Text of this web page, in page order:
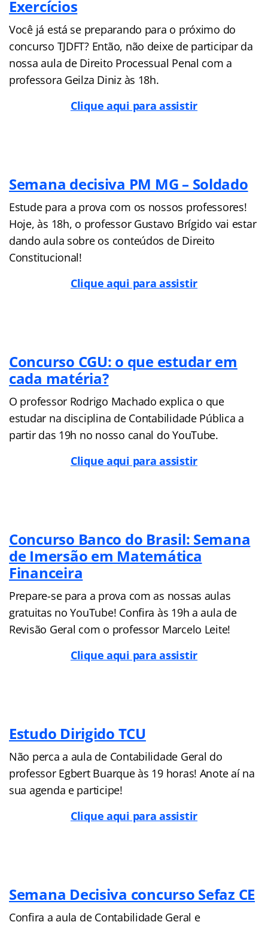
Exercícios
Você já está se preparando para o próximo do
concurso TJDFT? Então, não deixe de participar da
nossa aula de Direito Processual Penal com a
professora Geilza Diniz às 18h.
Clique aqui para assistir
Semana decisiva PM MG – Soldado
Estude para a prova com os nossos professores!
Hoje, às 18h, o professor Gustavo Brígido vai estar
dando aula sobre os conteúdos de Direito
Constitucional!
Clique aqui para assistir
Concurso CGU: o que estudar em
cada matéria?
O professor Rodrigo Machado explica o que
estudar na disciplina de Contabilidade Pública a
partir das 19h no nosso canal do YouTube.
Clique aqui para assistir
Concurso Banco do Brasil: Semana
de Imersão em Matemática
Financeira
Prepare-se para a prova com as nossas aulas
gratuitas no YouTube! Confira às 19h a aula de
Revisão Geral com o professor Marcelo Leite!
Clique aqui para assistir
Estudo Dirigido TCU
Não perca a aula de Contabilidade Geral do
professor Egbert Buarque às 19 horas! Anote aí na
sua agenda e participe!
Clique aqui para assistir
Semana Decisiva concurso Sefaz CE
Confira a aula de Contabilidade Geral e